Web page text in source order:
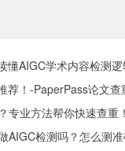
懂AIGC学术内容检测
荐！-PaperPass论文查
专业方法帮你快速查重
AIGC检测吗？怎么测